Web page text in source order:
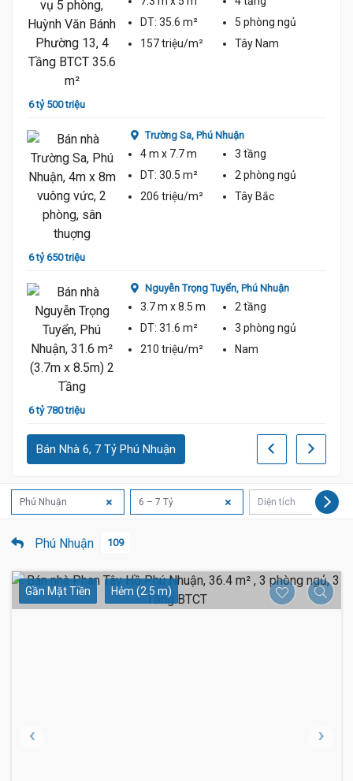
6 tỷ 500 triệu
DT: 35.6 m² 5 phòng ngủ
157 triệu/m²
Tây Nam
6 tỷ 650 triệu
Trường Sa, Phú Nhuận
4 m x 7.7 m
3 tầng
DT: 30.5 m² 2 phòng ngủ
206 triệu/m²
Tây Bắc
6 tỷ 780 triệu
Nguyễn Trọng Tuyển, Phú Nhuận
3.7 m x 8.5 m
2 tầng
DT: 31.6 m² 3 phòng ngủ
210 triệu/m²
Nam
Bán Nhà 6, 7 Tỷ Phú Nhuận
Phú Nhuận 6 – 7 Tỷ Diện tích
Phú Nhuận 109
Gần Mặt Tiền Hẻm (2.5 m)